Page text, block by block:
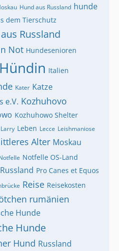
Hund aus Russland hunde
dem Tierschutz
Russland
Not Hundesenioren
Hündin Italien
Kater Katze
e.V. Kozhuhovo
Kozhuhowo Shelter
Larry Leben Lecce Leishmaniose
Alter Moskau
Notfelle OS-Land
Pro Canes et Equos
Reise Reisekosten
rumänien
Hunde
Hunde
Hund Russland